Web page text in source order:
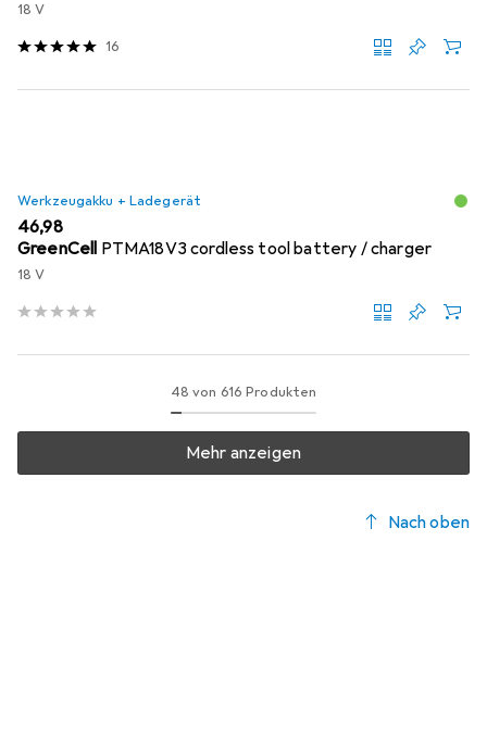
18 V
16
Werkzeugakku + Ladegerät
EUR
46,98
GreenCell PTMA18V3 cordless tool battery / charger
18 V
48 von 616 Produkten
Mehr anzeigen
Nach oben